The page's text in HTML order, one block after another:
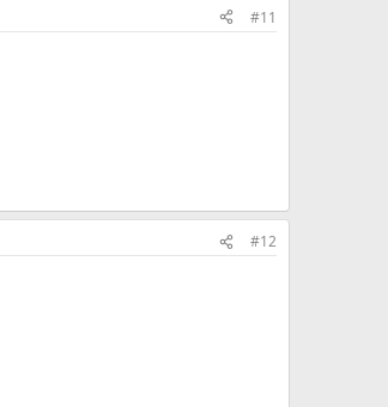
#11
#12